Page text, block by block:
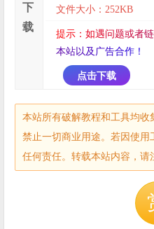
下
载
文件大小：252KB
提示 ：如遇问题或者链
本站以 及 广告合作 ！
点击下载
本站所有破解教程和工具均收
禁止一切商业用途。若因使用
任何责任。转载本站内容，请